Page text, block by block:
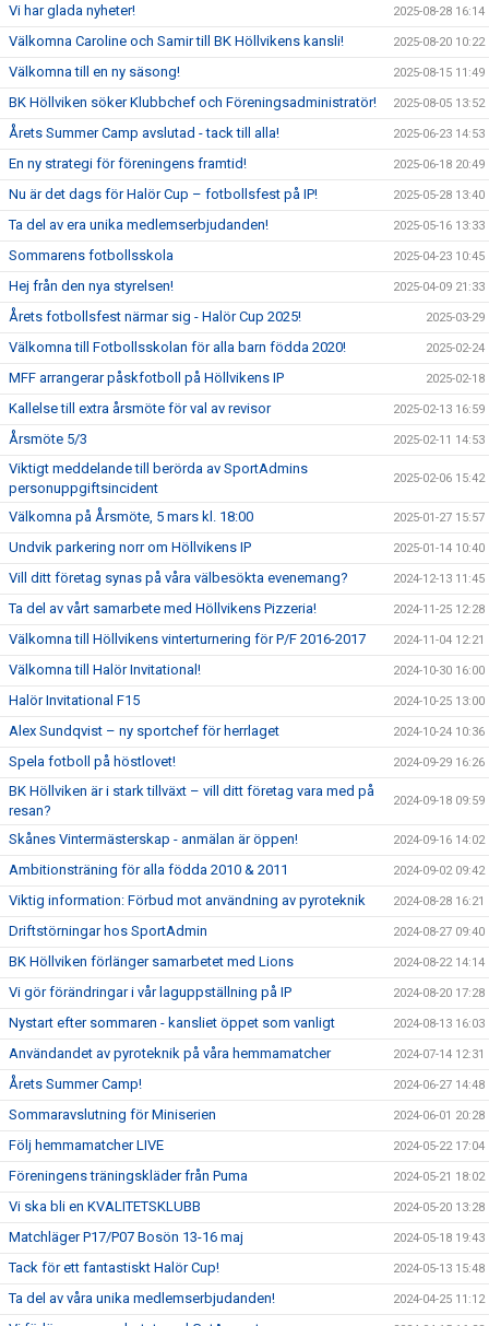
Vi har glada nyheter! 2025-08-28 16:14
Välkomna Caroline och Samir till BK Höllvikens kansli! 2025-08-20 10:22
Välkomna till en ny säsong! 2025-08-15 11:49
BK Höllviken söker Klubbchef och Föreningsadministratör! 2025-08-05 13:52
Årets Summer Camp avslutad - tack till alla! 2025-06-23 14:53
En ny strategi för föreningens framtid! 2025-06-18 20:49
Nu är det dags för Halör Cup – fotbollsfest på IP! 2025-05-28 13:40
Ta del av era unika medlemserbjudanden! 2025-05-16 13:33
Sommarens fotbollsskola 2025-04-23 10:45
Hej från den nya styrelsen! 2025-04-09 21:33
Årets fotbollsfest närmar sig - Halör Cup 2025! 2025-03-29
Välkomna till Fotbollsskolan för alla barn födda 2020! 2025-02-24
MFF arrangerar påskfotboll på Höllvikens IP 2025-02-18
Kallelse till extra årsmöte för val av revisor 2025-02-13 16:59
Årsmöte 5/3 2025-02-11 14:53
Viktigt meddelande till berörda av SportAdmins
personuppgiftsincident
2025-02-06 15:42
Välkomna på Årsmöte, 5 mars kl. 18:00 2025-01-27 15:57
Undvik parkering norr om Höllvikens IP 2025-01-14 10:40
Vill ditt företag synas på våra välbesökta evenemang? 2024-12-13 11:45
Ta del av vårt samarbete med Höllvikens Pizzeria! 2024-11-25 12:28
Välkomna till Höllvikens vinterturnering för P/F 2016-2017 2024-11-04 12:21
Välkomna till Halör Invitational! 2024-10-30 16:00
Halör Invitational F15 2024-10-25 13:00
Alex Sundqvist – ny sportchef för herrlaget 2024-10-24 10:36
Spela fotboll på höstlovet! 2024-09-29 16:26
BK Höllviken är i stark tillväxt – vill ditt företag vara med på
resan?
2024-09-18 09:59
Skånes Vintermästerskap - anmälan är öppen! 2024-09-16 14:02
Ambitionsträning för alla födda 2010 & 2011 2024-09-02 09:42
Viktig information: Förbud mot användning av pyroteknik 2024-08-28 16:21
Driftstörningar hos SportAdmin 2024-08-27 09:40
BK Höllviken förlänger samarbetet med Lions 2024-08-22 14:14
Vi gör förändringar i vår laguppställning på IP 2024-08-20 17:28
Nystart efter sommaren - kansliet öppet som vanligt 2024-08-13 16:03
Användandet av pyroteknik på våra hemmamatcher 2024-07-14 12:31
Årets Summer Camp! 2024-06-27 14:48
Sommaravslutning för Miniserien 2024-06-01 20:28
Följ hemmamatcher LIVE 2024-05-22 17:04
Föreningens träningskläder från Puma 2024-05-21 18:02
Vi ska bli en KVALITETSKLUBB 2024-05-20 13:28
Matchläger P17/P07 Bosön 13-16 maj 2024-05-18 19:43
Tack för ett fantastiskt Halör Cup! 2024-05-13 15:48
Ta del av våra unika medlemserbjudanden! 2024-04-25 11:12